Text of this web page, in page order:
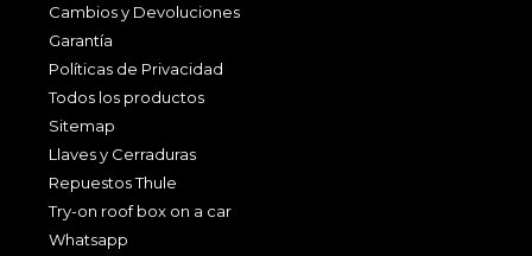
Cambios y Devoluciones
Garantía
Políticas de Privacidad
Todos los productos
Sitemap
Llaves y Cerraduras
Repuestos Thule
Try-on roof box on a car
Whatsapp